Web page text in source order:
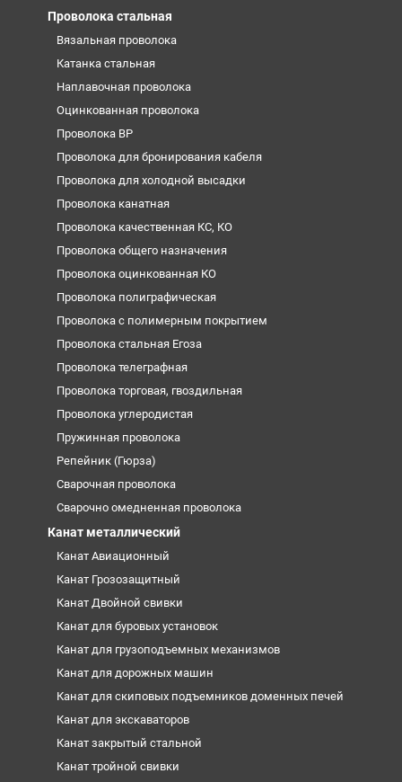
Проволока стальная
Вязальная проволока
Катанка стальная
Наплавочная проволока
Оцинкованная проволока
Проволока ВР
Проволока для бронирования кабеля
Проволока для холодной высадки
Проволока канатная
Проволока качественная КС, КО
Проволока общего назначения
Проволока оцинкованная КО
Проволока полиграфическая
Проволока с полимерным покрытием
Проволока стальная Егоза
Проволока телеграфная
Проволока торговая, гвоздильная
Проволока углеродистая
Пружинная проволока
Репейник (Гюрза)
Сварочная проволока
Сварочно омедненная проволока
Канат металлический
Канат Авиационный
Канат Грозозащитный
Канат Двойной свивки
Канат для буровых установок
Канат для грузоподъемных механизмов
Канат для дорожных машин
Канат для скиповых подъемников доменных печей
Канат для экскаваторов
Канат закрытый стальной
Канат тройной свивки